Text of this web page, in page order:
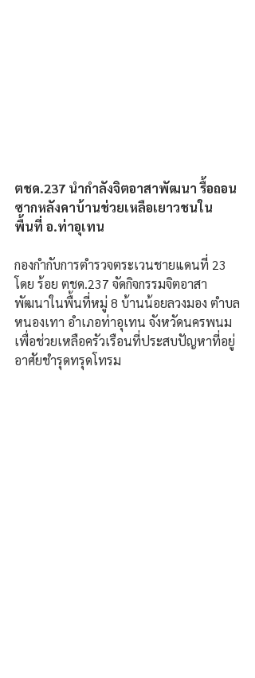
ตชด.237 นำกำลังจิตอาสาพัฒนา รื้อถอน
ซากหลังคาบ้านช่วยเหลือเยาวชนใน
พื้นที่ อ.ท่าอุเทน
กองกำกับการตำรวจตระเวนชายแดนที่ 23
โดย ร้อย ตชด.237 จัดกิจกรรมจิตอาสา
พัฒนาในพื้นที่หมู่ 8 บ้านน้อยลวงมอง ตำบล
หนองเทา อำเภอท่าอุเทน จังหวัดนครพนม
เพื่อช่วยเหลือครัวเรือนที่ประสบปัญหาที่อยู่
อาศัยชำรุดทรุดโทรม